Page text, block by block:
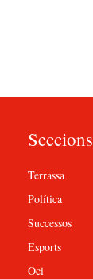
Seccions
Terrassa
Política
Successos
Esports
Oci